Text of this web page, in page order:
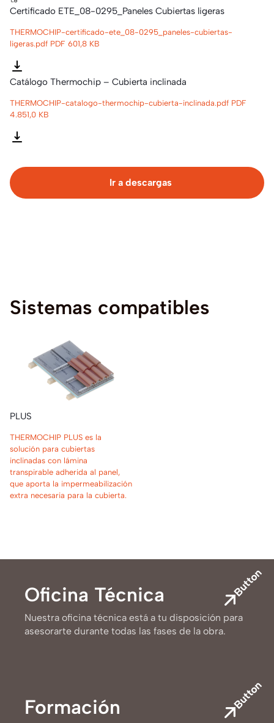
Certificado ETE_08-0295_Paneles Cubiertas ligeras
THERMOCHIP-certificado-ete_08-0295_paneles-cubiertas-
ligeras.pdf PDF 601,8 KB
Catálogo Thermochip – Cubierta inclinada
THERMOCHIP-catalogo-thermochip-cubierta-inclinada.pdf PDF
4.851,0 KB
Ir a descargas
Sistemas compatibles
PLUS
THERMOCHIP PLUS es la
solución para cubiertas
inclinadas con lámina
transpirable adherida al panel,
que aporta la impermeabilización
extra necesaria para la cubierta.
Button
Oficina Técnica
Nuestra oficina técnica está a tu disposición para
asesorarte durante todas las fases de la obra.
Button
Formación